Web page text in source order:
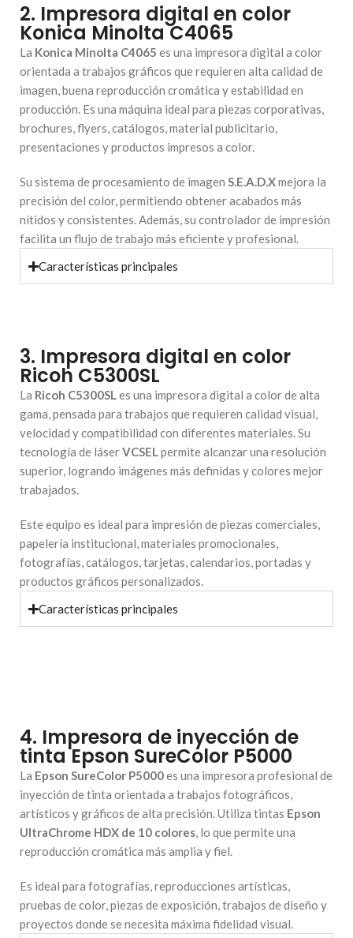
2. Impresora digital en color
Konica Minolta C4065
La Konica Minolta C4065 es una impresora digital a color
orientada a trabajos gráficos que requieren alta calidad de
imagen, buena reproducción cromática y estabilidad en
producción. Es una máquina ideal para piezas corporativas,
brochures, flyers, catálogos, material publicitario,
presentaciones y productos impresos a color.
Su sistema de procesamiento de imagen S.E.A.D.Xmejora la
precisión del color, permitiendo obtener acabados más
nítidos y consistentes. Además, su controlador de impresión
facilita un flujo de trabajo más eficiente y profesional.
Características principales
3. Impresora digital en color
Ricoh C5300SL
La Ricoh C5300SLes una impresora digital a color de alta
gama, pensada para trabajos que requieren calidad visual,
velocidad y compatibilidad con diferentes materiales. Su
tecnología de láserVCSELpermite alcanzar una resolución
superior, logrando imágenes más definidas y colores mejor
trabajados.
Este equipo es ideal para impresión de piezas comerciales,
papelería institucional, materiales promocionales,
fotografías, catálogos, tarjetas, calendarios, portadas y
productos gráficos personalizados.
Características principales
4. Impresora de inyección de
tinta Epson SureColor P5000
La Epson SureColor P5000es una impresora profesional de
inyección de tinta orientada a trabajos fotográficos,
artísticos y gráficos de alta precisión. Utiliza tintas Epson
UltraChrome HDX de 10 colores, lo que permite una
reproducción cromática más amplia y fiel.
Es ideal para fotografías, reproducciones artísticas,
pruebas de color, piezas de exposición, trabajos de diseño y
proyectos donde se necesita máxima fidelidad visual.